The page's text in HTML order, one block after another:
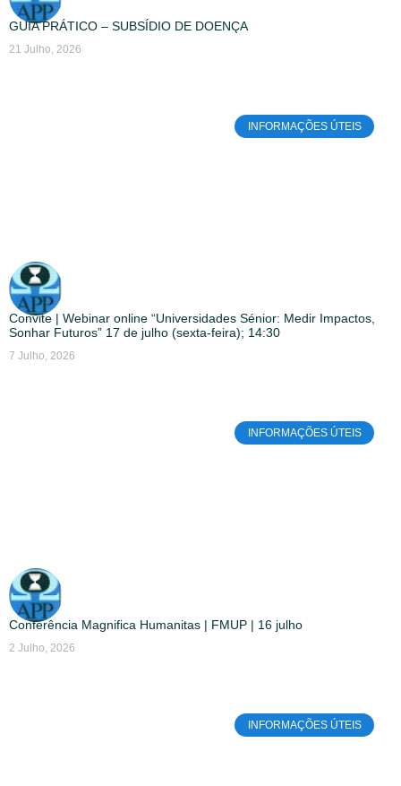
GUIA PRÁTICO – SUBSÍDIO DE DOENÇA
21 Julho, 2026
INFORMAÇÕES ÚTEIS
Convite | Webinar online “Universidades Sénior: Medir Impactos,
Sonhar Futuros” 17 de julho (sexta-feira); 14:30
7 Julho, 2026
INFORMAÇÕES ÚTEIS
Conferência Magnifica Humanitas | FMUP | 16 julho
2 Julho, 2026
INFORMAÇÕES ÚTEIS